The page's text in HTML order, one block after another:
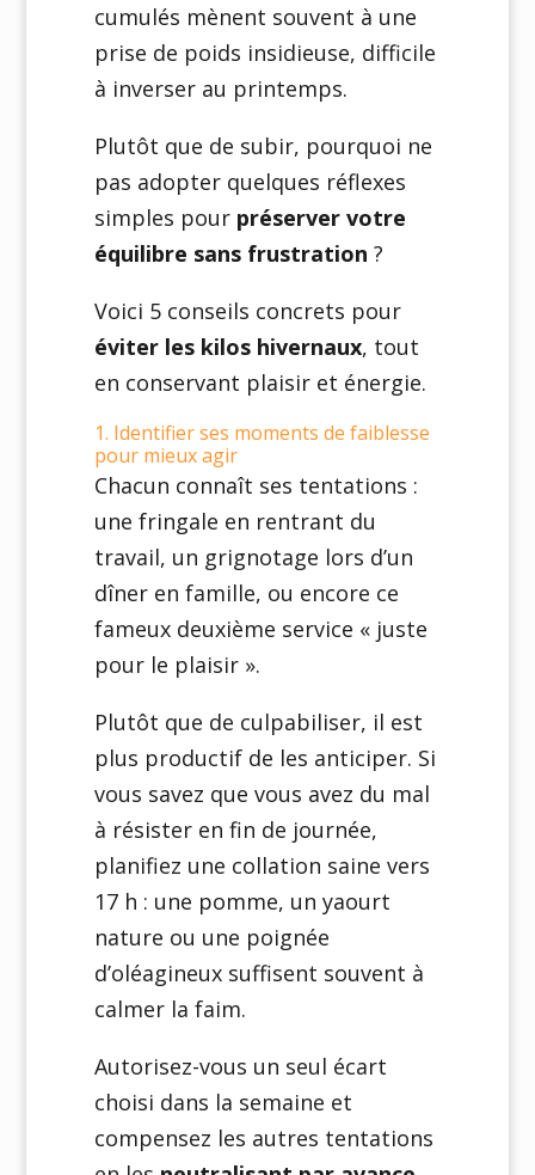
cumulés mènent souvent à une
prise de poids insidieuse, difficile
à inverser au printemps.
Plutôt que de subir, pourquoi ne
pas adopter quelques réflexes
simples pour préserver votre
équilibre sans frustration ?
Voici 5 conseils concrets pour
éviter les kilos hivernaux, tout
en conservant plaisir et énergie.
1. Identifier ses moments de faiblesse
pour mieux agir
Chacun connaît ses tentations :
une fringale en rentrant du
travail, un grignotage lors d’un
dîner en famille, ou encore ce
fameux deuxième service « juste
pour le plaisir ».
Plutôt que de culpabiliser, il est
plus productif de les anticiper. Si
vous savez que vous avez du mal
à résister en fin de journée,
planifiez une collation saine vers
17 h : une pomme, un yaourt
nature ou une poignée
d’oléagineux suffisent souvent à
calmer la faim.
Autorisez-vous un seul écart
choisi dans la semaine et
compensez les autres tentations